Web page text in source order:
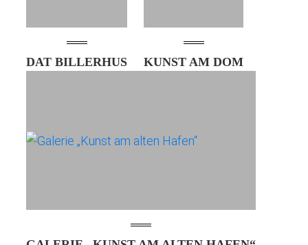
DAT BILLERHUS KUNST AM DOM